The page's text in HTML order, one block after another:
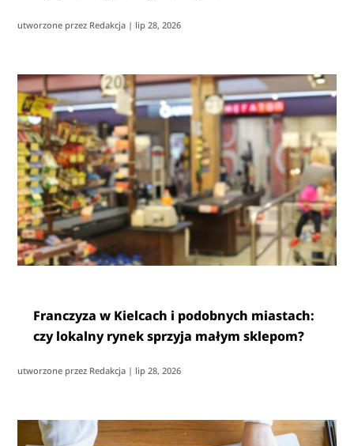
utworzone przez Redakcja | lip 28, 2026
Franczyza w Kielcach i podobnych miastach:
czy lokalny rynek sprzyja małym sklepom?
utworzone przez Redakcja | lip 28, 2026